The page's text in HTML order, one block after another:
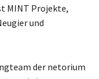
MINT Projekte,
und
der netorium